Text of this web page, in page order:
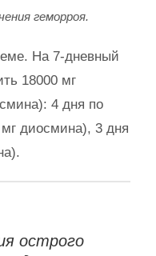
геморроя.
На 7-дневный
18000 мг
4 дня по
диосмина), 3 дня
острого